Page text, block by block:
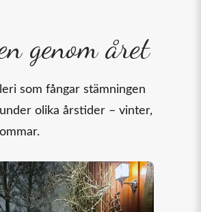
genom året
som fångar stämningen
olika årstider – vinter,